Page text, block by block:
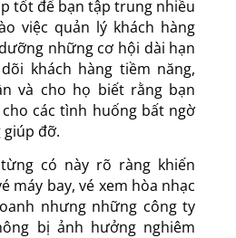
triển vọng lớn trong kế
tốt để bạn tập trung nhiều
việc quản lý khách hàng
những cơ hội dài hạn
khách hàng tiềm năng,
và cho họ biết rằng bạn
các tình huống bất ngờ
đỡ.
có này rõ ràng khiến
máy bay, vé xem hòa nhạc
nhưng những công ty